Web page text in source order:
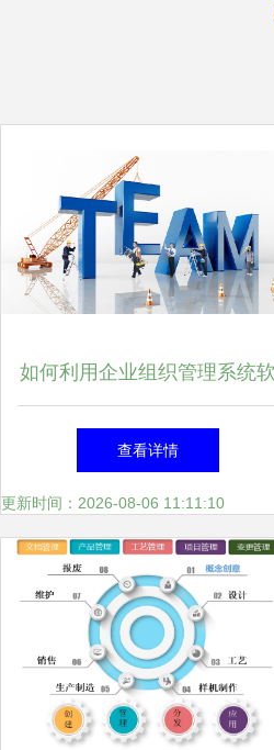
如何利用企业组织管理系统软
件提升组织架构灵活性
查看详情
更新时间：2026-08-06 11:11:10